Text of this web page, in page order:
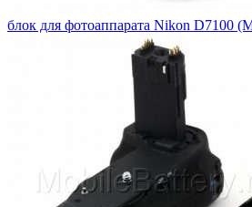
блок для фотоаппарата Nikon D7100